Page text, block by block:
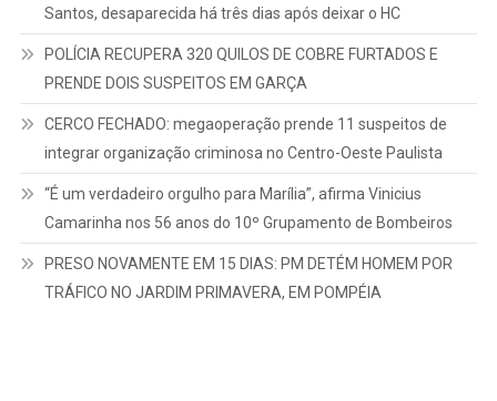
Santos, desaparecida há três dias após deixar o HC
POLÍCIA RECUPERA 320 QUILOS DE COBRE FURTADOS E
PRENDE DOIS SUSPEITOS EM GARÇA
CERCO FECHADO: megaoperação prende 11 suspeitos de
integrar organização criminosa no Centro-Oeste Paulista
“É um verdadeiro orgulho para Marília”, afirma Vinicius
Camarinha nos 56 anos do 10º Grupamento de Bombeiros
PRESO NOVAMENTE EM 15 DIAS: PM DETÉM HOMEM POR
TRÁFICO NO JARDIM PRIMAVERA, EM POMPÉIA